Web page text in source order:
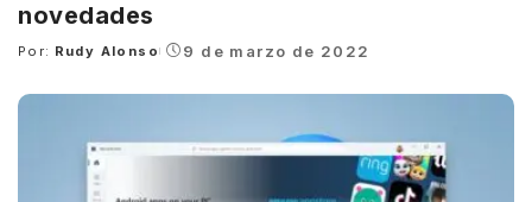
novedades
Posted
Por: Rudy Alonso 9 de marzo de 2022